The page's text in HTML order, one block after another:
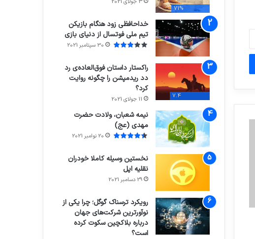
71%
3 جولای 2021
خداحافظی زود هنگام بازیکن
تیم ملی فوتسال از دنیای بازی
30 سپتامبر 2021
7.4
راکستار داستان فوق‌العاده‌ی رد
دد ریدمپشن را چگونه روایت
کرد؟
11 جولای 2021
نیمه شعبان، ولادت حضرت
مهدی (عج)
20 نوامبر 2021
نخستین وسیله کاملا خودران
نقلیه اپل
29 دسامبر 2021
رویکرد ترسناک گوگل؛ چرا یکی از
نوآورترین شرکت‌های جهان
درباره بلاکچین سکوت کرده
است؟